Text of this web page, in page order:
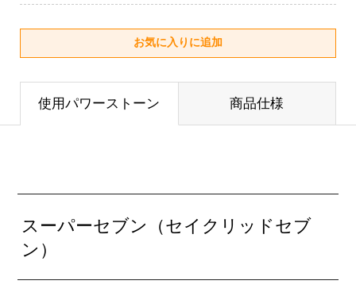
使用パワーストーン 商品仕様
スーパーセブン（セイクリッドセブ
ン）